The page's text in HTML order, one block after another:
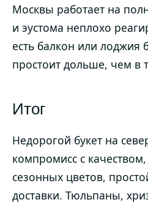
Москвы работает на
и эустома неплохо
есть балкон или лоджия
простоит дольше, чем в
Итог
Недорогой букет на
компромисс с
сезонных цветов,
доставки. Тюльпаны,